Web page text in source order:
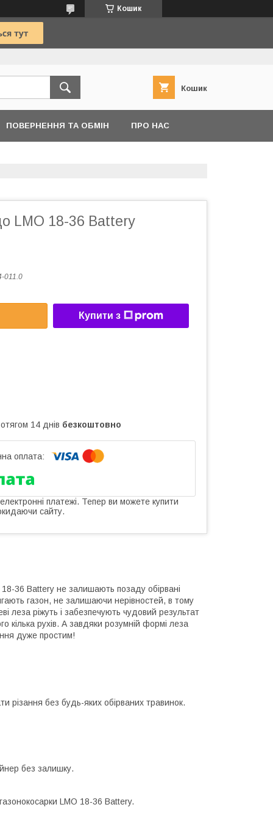
Кошик
Кошик
ПОВЕРНЕННЯ ТА ОБМІН ПРО НАС
LMO 18-36 Battery
011.0
Купити з
14 днів безкоштовно
платежі. Тепер ви можете купити
сайту.
18-36 Battery не залишають позаду обірвані
газон, не залишаючи нерівностей, в тому
леза ріжуть і забезпечують чудовий результат
кілька рухів. А завдяки розумній формі леза
дуже простим!
різання без будь-яких обірваних травинок.
без залишку.
LMO 18-36 Battery.